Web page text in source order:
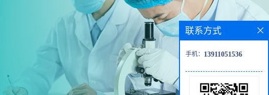
联系方式
手机： 13911051536